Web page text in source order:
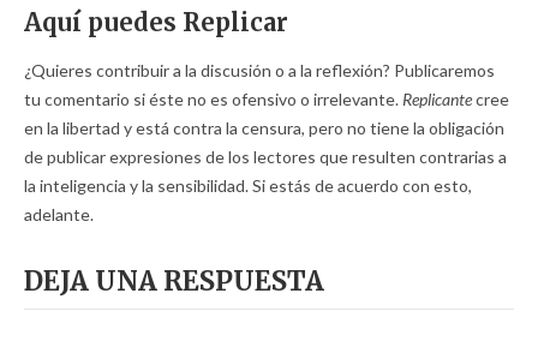
Aquí puedes Replicar
¿Quieres contribuir a la discusión o a la reflexión? Publicaremos
tu comentario si éste no es ofensivo o irrelevante. Replicantecree
en la libertad y está contra la censura, pero no tiene la obligación
de publicar expresiones de los lectores que resulten contrarias a
la inteligencia y la sensibilidad. Si estás de acuerdo con esto,
adelante.
DEJA UNA RESPUESTA